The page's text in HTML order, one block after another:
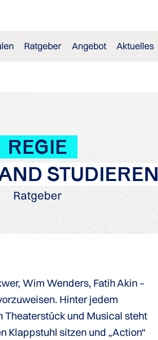
Ratgeber Angebot Aktuelles
REGIE
STUDIEREN
Ratgeber
Wim Wenders, Fatih Akin –
Hinter jedem
Theaterstück und Musical steht
Klappstuhl sitzen und „Action“